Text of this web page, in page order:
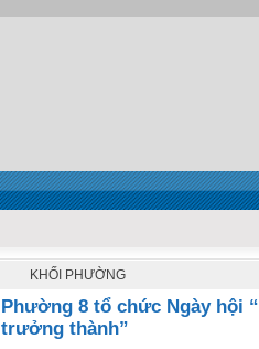
KHỐI PHƯỜNG
Phường 8 tổ chức Ngày hội
trưởng thành”